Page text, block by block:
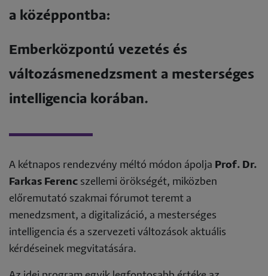
a középpontba:
Emberközpontú vezetés és
változásmenedzsment a mesterséges
intelligencia korában.
A kétnapos rendezvény méltó módon ápolja Prof. Dr.
Farkas Ferenc szellemi örökségét, miközben
előremutató szakmai fórumot teremt a
menedzsment, a digitalizáció, a mesterséges
intelligencia és a szervezeti változások aktuális
kérdéseinek megvitatására.